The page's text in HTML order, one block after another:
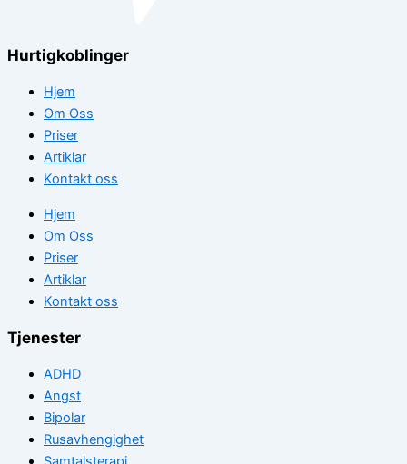
Hurtigkoblinger
Hjem
Om Oss
Priser
Artiklar
Kontakt oss
Hjem
Om Oss
Priser
Artiklar
Kontakt oss
Tjenester
ADHD
Angst
Bipolar
Rusavhengighet